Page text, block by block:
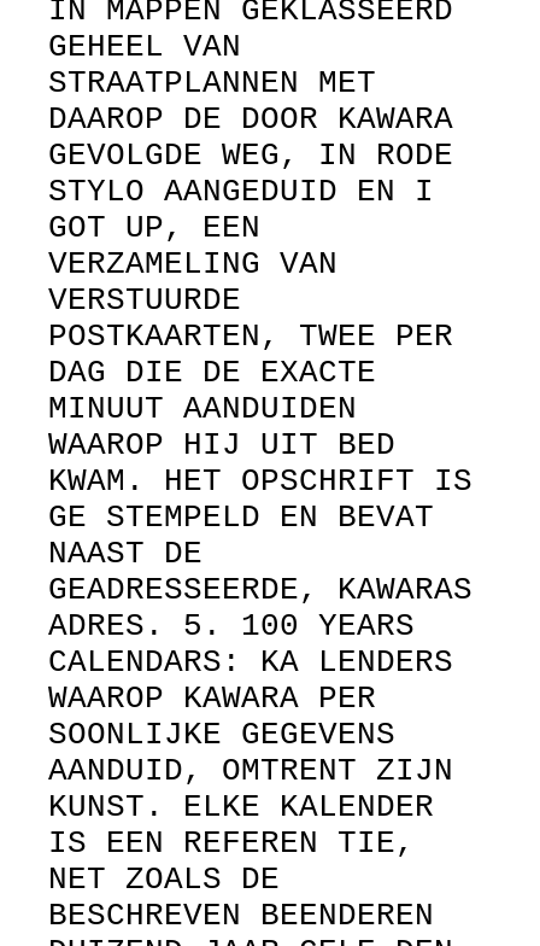
IN MAPPEN GEKLASSEERD
GEHEEL VAN
STRAATPLANNEN MET
DAAROP DE DOOR KAWARA
GEVOLGDE WEG, IN RODE
STYLO AANGEDUID EN I
GOT UP, EEN
VERZAMELING VAN
VERSTUURDE
POSTKAARTEN, TWEE PER
DAG DIE DE EXACTE
MINUUT AANDUIDEN
WAAROP HIJ UIT BED
KWAM. HET OPSCHRIFT IS
GE STEMPELD EN BEVAT
NAAST DE
GEADRESSEERDE, KAWARAS
ADRES. 5. 100 YEARS
CALENDARS: KA LENDERS
WAAROP KAWARA PER
SOONLIJKE GEGEVENS
AANDUID, OMTRENT ZIJN
KUNST. ELKE KALENDER
IS EEN REFEREN TIE,
NET ZOALS DE
BESCHREVEN BEENDEREN